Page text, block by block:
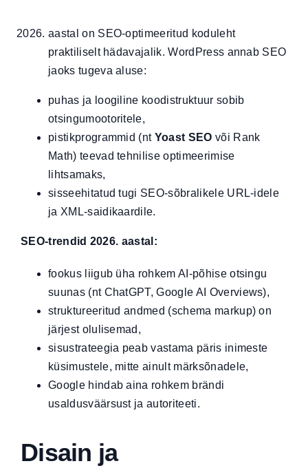
aastal on SEO-optimeeritud koduleht
praktiliselt hädavajalik. WordPress annab SEO
jaoks tugeva aluse:
puhas ja loogiline koodistruktuur sobib
otsingumootoritele,
pistikprogrammid (nt Yoast SEO või Rank
Math) teevad tehnilise optimeerimise
lihtsamaks,
sisseehitatud tugi SEO-sõbralikele URL-idele
ja XML-saidikaardile.
SEO-trendid 2026. aastal:
fookus liigub üha rohkem AI-põhise otsingu
suunas (nt ChatGPT, Google AI Overviews),
struktureeritud andmed (schema markup) on
järjest olulisemad,
sisustrateegia peab vastama päris inimeste
küsimustele, mitte ainult märksõnadele,
Google hindab aina rohkem brändi
usaldusväärsust ja autoriteeti.
Disain ja